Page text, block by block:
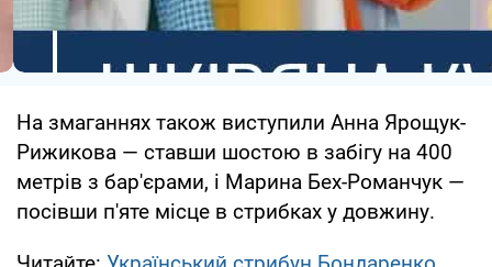
На змаганнях також виступили Анна Ярощук-
Рижикова — ставши шостою в забігу на 400
метрів з бар'єрами, і Марина Бех-Романчук —
посівши п'яте місце в стрибках у довжину.